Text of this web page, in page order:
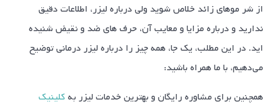
از شر مو‌های زائد خلاص شوید ولی درباره لیزر، اطلاعات دقیق
ندارید و درباره مزایا و معایب آن، حرف های ضد و نقیض شنیده
اید. در این مطلب، یک جا، همه چیز را درباره لیزر درمانی توضیح
می‌دهیم، با ما همراه باشید:
همچنین برای مشاوره رایگان و بهترین خدمات لیزر به کلینیک